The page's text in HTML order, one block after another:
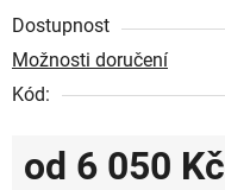
Dostupnost
Možnosti doručení
Kód:
od 6 050 Kč